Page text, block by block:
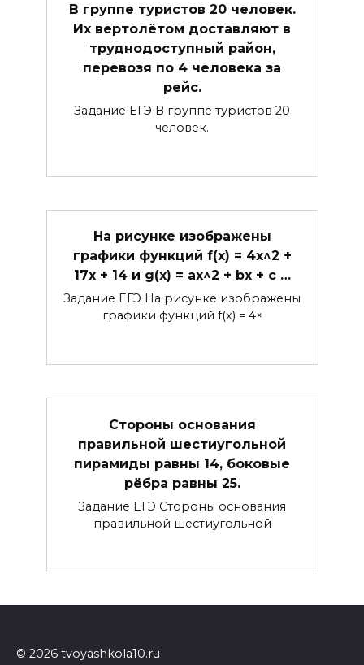
В группе туристов 20 человек.
Их вертолётом доставляют в
труднодоступный район,
перевозя по 4 человека за
рейс.
Задание ЕГЭ В группе туристов 20
человек.
На рисунке изображены
графики функций f(x) = 4x^2 +
17x + 14 и g(x) = ax^2 + bx + c …
Задание ЕГЭ На рисунке изображены
графики функций f(x) = 4×
Стороны основания
правильной шестиугольной
пирамиды равны 14, боковые
рёбра равны 25.
Задание ЕГЭ Стороны основания
правильной шестиугольной
© 2026 tvoyashkola10.ru